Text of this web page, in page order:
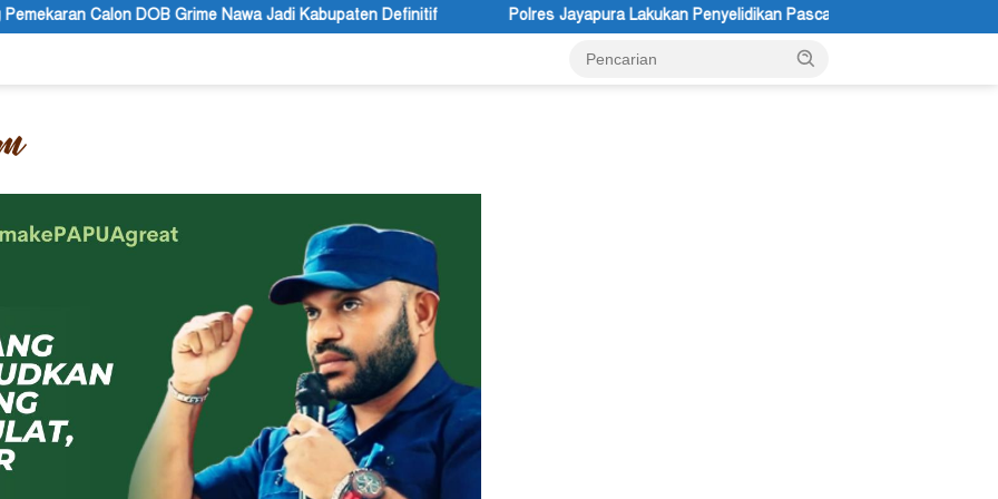
Nawa Jadi Kabupaten Definitif Polres Jayapura Lakukan Penyelidikan Pasca Keracunan Akibat Dugaan Menu MBG di